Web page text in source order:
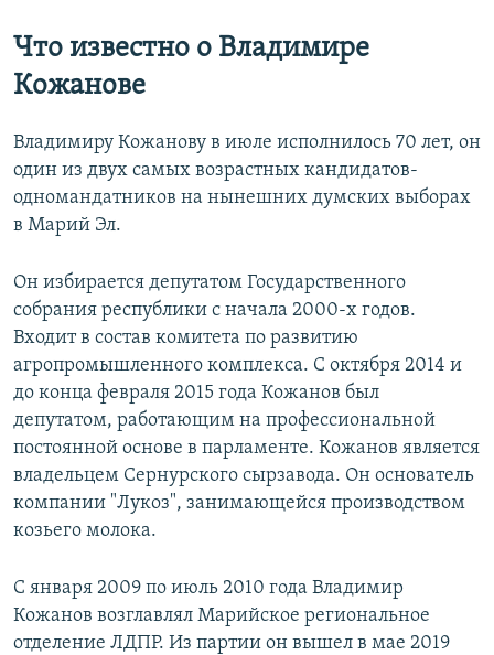
Что известно о Владимире
Кожанове
Владимиру Кожанову в июле исполнилось 70 лет, он
один из двух самых возрастных кандидатов-
одномандатников на нынешних думских выборах
в Марий Эл.
Он избирается депутатом Государственного
собрания республики с начала 2000-х годов.
Входит в состав комитета по развитию
агропромышленного комплекса. С октября 2014 и
до конца февраля 2015 года Кожанов был
депутатом, работающим на профессиональной
постоянной основе в парламенте. Кожанов является
владельцем Сернурского сырзавода. Он основатель
компании "Лукоз", занимающейся производством
козьего молока.
С января 2009 по июль 2010 года Владимир
Кожанов возглавлял Марийское региональное
отделение ЛДПР. Из партии он вышел в мае 2019